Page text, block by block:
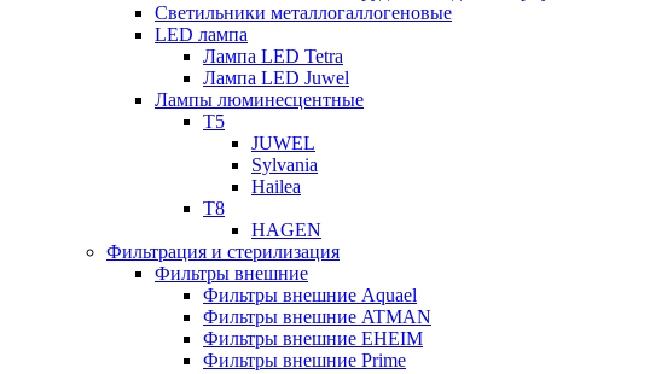
Светильники металлогаллогеновые
LED лампа
Лампа LED Tetra
Лампа LED Juwel
Лампы люминесцентные
T5
JUWEL
Sylvania
Hailea
T8
HAGEN
Фильтрация и стерилизация
Фильтры внешние
Фильтры внешние Aquael
Фильтры внешние ATMAN
Фильтры внешние EHEIM
Фильтры внешние Prime